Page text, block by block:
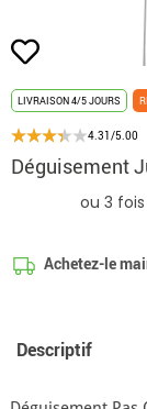
LIVRAISON 4/5 JOURS
4.31/5.00
Déguisement
Achetez-le
Descriptif